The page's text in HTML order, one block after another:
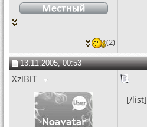
(2)
13.11.2005, 00:53
XziBiT_
[/list]